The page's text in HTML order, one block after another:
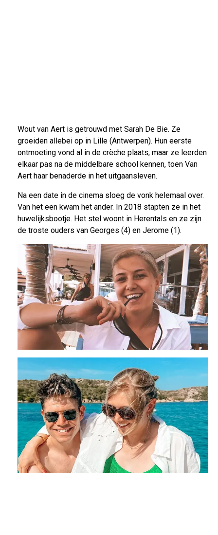
Wout van Aert is getrouwd met Sarah De Bie. Ze
groeiden allebei op in Lille (Antwerpen). Hun eerste
ontmoeting vond al in de crèche plaats, maar ze leerden
elkaar pas na de middelbare school kennen, toen Van
Aert haar benaderde in het uitgaansleven.
Na een date in de cinema sloeg de vonk helemaal over.
Van het een kwam het ander. In 2018 stapten ze in het
huwelijksbootje. Het stel woont in Herentals en ze zijn
de troste ouders van Georges (4) en Jerome (1).